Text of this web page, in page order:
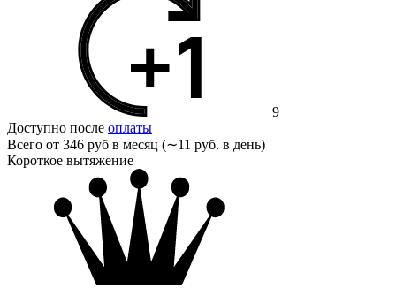
9
Доступно после оплаты
Всего от 346 руб в месяц (∼11 руб. в день)
Короткое вытяжение